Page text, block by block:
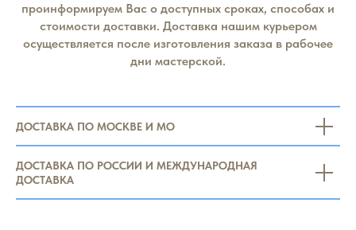
проинформируем Вас о доступных сроках, способах и
стоимости доставки. Доставка нашим курьером
осуществляется после изготовления заказа в рабочее
дни мастерской.
ДОСТАВКА ПО МОСКВЕ И МО
ДОСТАВКА ПО РОССИИ И МЕЖДУНАРОДНАЯ
ДОСТАВКА